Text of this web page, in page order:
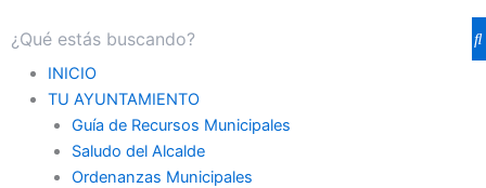
INICIO
TU AYUNTAMIENTO
Guía de Recursos Municipales
Saludo del Alcalde
Ordenanzas Municipales